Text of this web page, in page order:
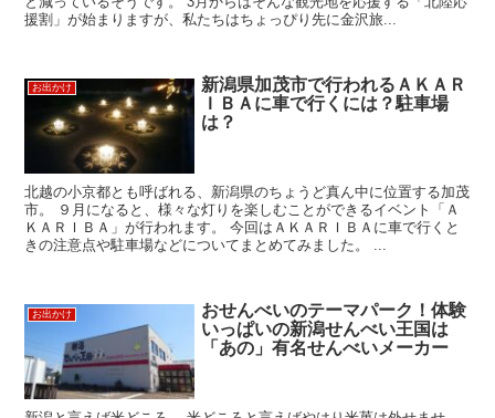
援割」が始まりますが、私たちはちょっぴり先に金沢旅...
お出かけ
新潟県加茂市で行われるＡＫＡＲ
ＩＢＡに車で行くには？駐車場
は？
北越の小京都とも呼ばれる、新潟県のちょうど真ん中に位置する加茂
市。 ９月になると、様々な灯りを楽しむことができるイベント「Ａ
ＫＡＲＩＢＡ」が行われます。 今回はＡＫＡＲＩＢＡに車で行くと
きの注意点や駐車場などについてまとめてみました。 ...
お出かけ
おせんべいのテーマパーク！体験
いっぱいの新潟せんべい王国は
「あの」有名せんべいメーカー